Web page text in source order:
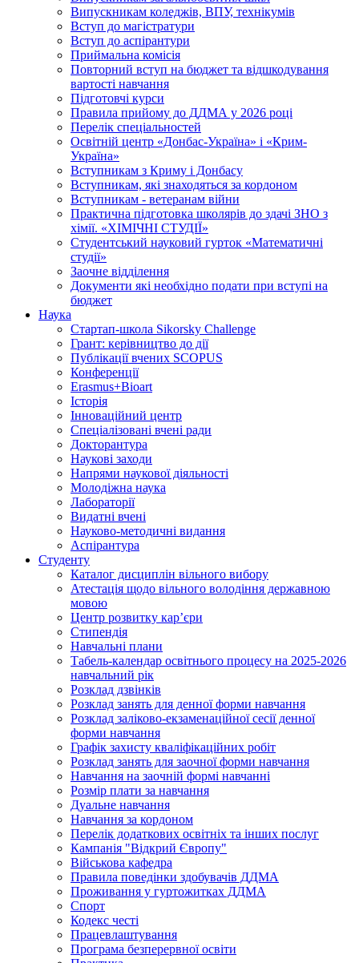
Випускникам коледжів, ВПУ, технікумів
Вступ до магістратури
Вступ до аспірантури
Приймальна комісія
Повторний вступ на бюджет та відшкодування
вартості навчання
Підготовчі курси
Правила прийому до ДДМА у 2026 році
Перелік спеціальностей
Освітній центр «Донбас-Україна» і «Крим-
Україна»
Вступникам з Криму і Донбасу
Вступникам, які знаходяться за кордоном
Вступникам - ветеранам війни
Практична підготовка школярів до здачі ЗНО з
хімії. «ХІМІЧНІ СТУДІЇ»
Студентський науковий гурток «Математичні
студії»
Заочне відділення
Документи які необхідно подати при вступі на
бюджет
Наука
Стартап-школа Sikorsky Challenge
Грант: керівництво до дії
Публікації вчених SCOPUS
Конференції
Erasmus+Bioart
Історія
Інноваційний центр
Спеціалізовані вчені ради
Докторантура
Наукові заходи
Напрями наукової діяльності
Молодіжна наука
Лабораторії
Видатні вчені
Науково-методичні видання
Аспірантура
Студенту
Каталог дисциплін вільного вибору
Атестація щодо вільного володіння державною
мовою
Центр розвитку кар’єри
Стипендія
Навчальні плани
Табель-календар освітнього процесу на 2025-2026
навчальний рік
Розклад дзвінків
Розклад занять для денної форми навчання
Розклад заліково-екзаменаційної сесії денної
форми навчання
Графік захисту кваліфікаційних робіт
Розклад занять для заочної форми навчання
Навчання на заочній формі навчанні
Розмір плати за навчання
Дуальне навчання
Навчання за кордоном
Перелік додаткових освітніх та інших послуг
Кампанія "Відкрий Європу"
Військова кафедра
Правила поведінки здобувачів ДДМА
Проживання у гуртожитках ДДМА
Спорт
Кодекс честі
Працевлаштування
Програма безперервної освіти